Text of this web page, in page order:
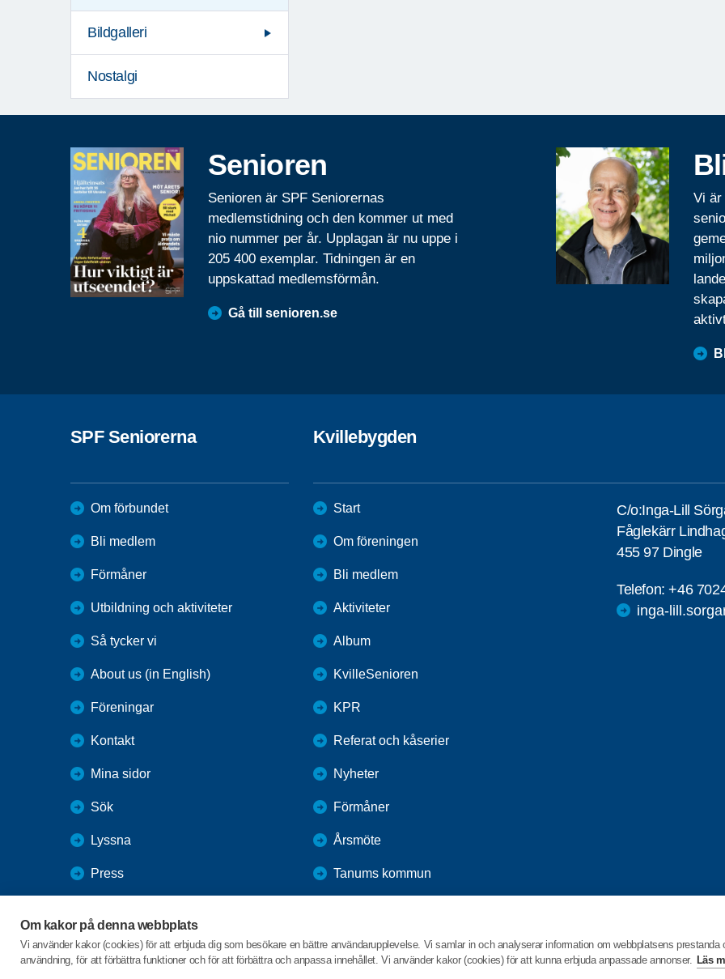
Om kakor på denna webbplats
Vi använder kakor (cookies) för att erbjuda dig som besökare en bättre användarupplevelse. Vi samlar in och analyserar information om webbplatsens prestanda
användning, för att förbättra funktioner och för att förbättra och anpassa innehållet. Vi använder kakor (cookies) för att kunna erbjuda anpassade annonser. Läs
Bildgalleri
Nostalgi
Senioren
Senioren är SPF Seniorernas
medlemstidning och den kommer ut med
nio nummer per år. Upplagan är nu uppe i
205 400 exemplar. Tidningen är en
uppskattad medlemsförmån.
Gå till senioren.se
Vi är
SPF Seniorerna
Om förbundet
Bli medlem
Förmåner
Utbildning och aktiviteter
Så tycker vi
About us (in English)
Föreningar
Kontakt
Mina sidor
Sök
Lyssna
Press
SPF Seniorernas intranät
Kvillebygden
Start
Om föreningen
Bli medlem
Aktiviteter
Album
KvilleSenioren
KPR
Referat och kåserier
Nyheter
Förmåner
Årsmöte
Tanums kommun
C/o:Inga-Lill
Fåglekärr
455 97 Dingle
Telefon:+46
inga-